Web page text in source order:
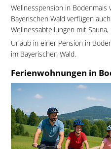
Wellnesspension in Bodenmais
Bayerischen Wald verfügen
Wellnessabteilungen mit
Urlaub in einer Pension in
im Bayerischen Wald.
Ferienwohnungen in